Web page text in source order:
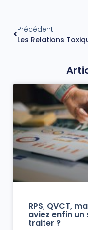
Précédent
RPS, QVCT,
aviez enfin
traiter ?